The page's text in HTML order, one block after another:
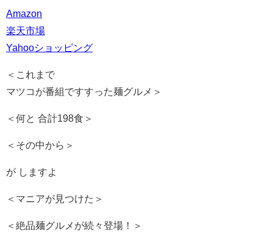
Amazon
楽天市場
Yahooショッピング
＜これまで
マツコが番組ですすった麺グルメ＞
＜何と 合計198食＞
＜その中から＞
が しますよ
＜マニアが見つけた＞
＜絶品麺グルメが続々登場！＞